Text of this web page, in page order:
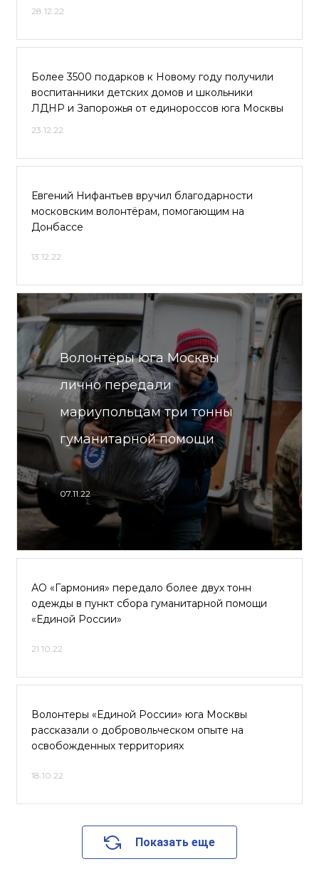
28.12.22
Более 3500 подарков к Новому году получили
воспитанники детских домов и школьники
ЛДНР и Запорожья от единороссов юга Москвы
23.12.22
Евгений Нифантьев вручил благодарности
московским волонтёрам, помогающим на
Донбассе
13.12.22
Волонтёры юга Москвы
лично передали
мариупольцам три тонны
гуманитарной помощи
07.11.22
АО «Гармония» передало более двух тонн
одежды в пункт сбора гуманитарной помощи
«Единой России»
21.10.22
Волонтеры «Единой России» юга Москвы
рассказали о добровольческом опыте на
освобожденных территориях
18.10.22
Показать еще